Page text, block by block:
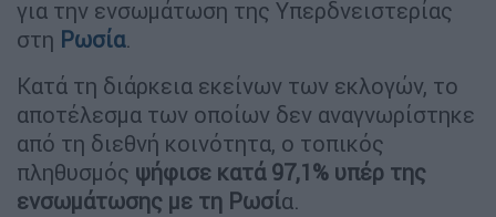
για την ενσωμάτωση της Υπερδνειστερίας
στη Ρωσία.
Κατά τη διάρκεια εκείνων των εκλογών, το
αποτέλεσμα των οποίων δεν αναγνωρίστηκε
από τη διεθνή κοινότητα, ο τοπικός
πληθυσμός ψήφισε κατά 97,1% υπέρ της
ενσωμάτωσης με τη Ρωσία.